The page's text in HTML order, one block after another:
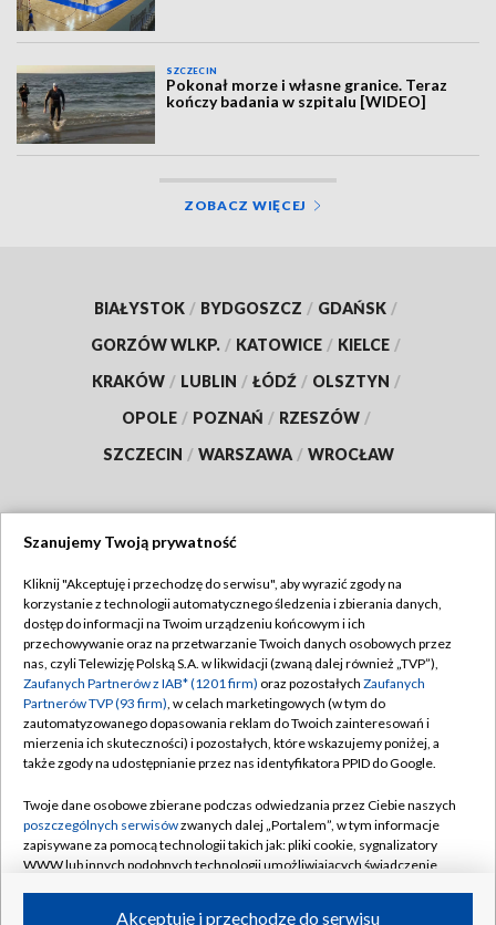
SZCZECIN
Pokonał morze i własne granice. Teraz
kończy badania w szpitalu [WIDEO]
ZOBACZ WIĘCEJ
BIAŁYSTOK / BYDGOSZCZ / GDAŃSK /
GORZÓW WLKP. / KATOWICE / KIELCE /
KRAKÓW / LUBLIN / ŁÓDŹ / OLSZTYN /
OPOLE / POZNAŃ / RZESZÓW /
SZCZECIN / WARSZAWA / WROCŁAW
TVP
Abonament TVP
Emisja w TVP
Centrum informacji TVP
Naziemna Telewizja Cyfrowa
Rada Programowa
System NOS
Informacje o nadawcy
Regulamin TVP
Polityka prywatności
Moje zgody
Pomoc
Kontakt
Kanały
Szanujemy Twoją prywatność
Kliknij "Akceptuję i przechodzę do serwisu", aby wyrazić zgody na
korzystanie z technologii automatycznego śledzenia i zbierania danych,
dostęp do informacji na Twoim urządzeniu końcowym i ich
przechowywanie oraz na przetwarzanie Twoich danych osobowych przez
nas, czyli Telewizję Polską S.A. w likwidacji (zwaną dalej również „TVP”),
Zaufanych Partnerów z IAB* (1201 firm) oraz pozostałych Zaufanych
Partnerów TVP (93 firm), w celach marketingowych (w tym do
zautomatyzowanego dopasowania reklam do Twoich zainteresowań i
mierzenia ich skuteczności) i pozostałych, które wskazujemy poniżej, a
także zgody na udostępnianie przez nas identyfikatora PPID do Google.
Twoje dane osobowe zbierane podczas odwiedzania przez Ciebie naszych
poszczególnych serwisówzwanych dalej „Portalem”, w tym informacje
zapisywane za pomocą technologii takich jak: pliki cookie, sygnalizatory
WWW lub innych podobnych technologii umożliwiających świadczenie
Akceptuję i przechodzę do serwisu